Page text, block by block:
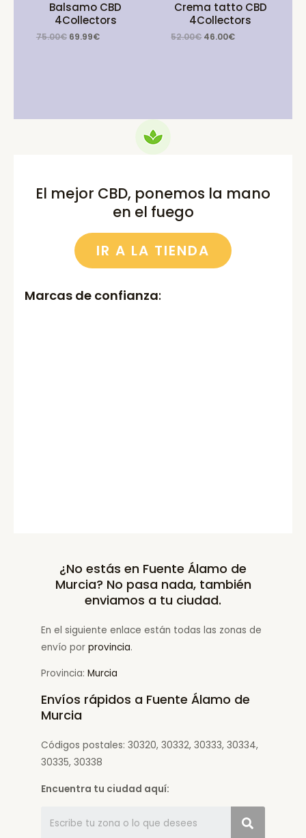
Balsamo CBD
4Collectors
75.00€ Original
69.99€Current
Crema tatto CBD
4Collectors
52.00€ Original
46.00€Current
El mejor CBD, ponemos la mano
en el fuego
IR A LA TIENDA
Marcas de confianza:
¿No estás en Fuente Álamo de
Murcia? No pasa nada, también
enviamos a tu ciudad.
En el siguiente enlace están todas las zonas de
envío por provincia.
Provincia: Murcia
Envíos rápidos a Fuente Álamo de
Murcia
Códigos postales: 30320, 30332, 30333, 30334,
30335, 30338
Encuentra tu ciudad aquí: